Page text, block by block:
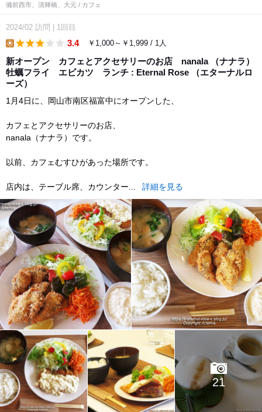
備前西市、清輝橋、大元 / カフェ
2024/02 訪問 1回目
3.4 ￥1,000～￥1,999 / 1人
新オープン カフェとアクセサリーのお店 nanala （ナナラ）
牡蠣フライ エビカツ ランチ : Eternal Rose （エターナルロ
ーズ）
1月4日に、岡山市南区福富中にオープンした、
カフェとアクセサリーのお店、
nanala（ナナラ）です。
以前、カフェむすひがあった場所です。
店内は、テーブル席、カウンター... 詳細を見る
21